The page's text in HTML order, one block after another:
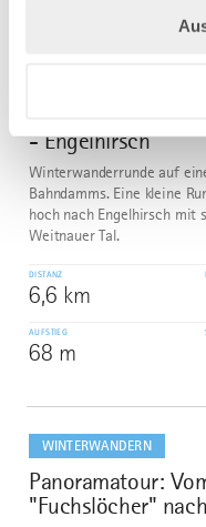
- Engelhirsch
Winterwanderrunde auf
Bahndamms. Eine kleine
hoch nach Engelhirsch mit
Weitnauer Tal.
DISTANZ
6,6 km
AUFSTIEG
68 m
WINTERWANDERN
6
Panoramatour:
"Fuchslöcher"
dazu